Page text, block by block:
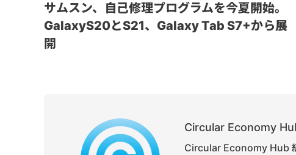
サムスン、自己修理プログラムを今夏開始。
GalaxyS20とS21、Galaxy Tab S7+から展
開
Circular Economy
Circular Economy Hub